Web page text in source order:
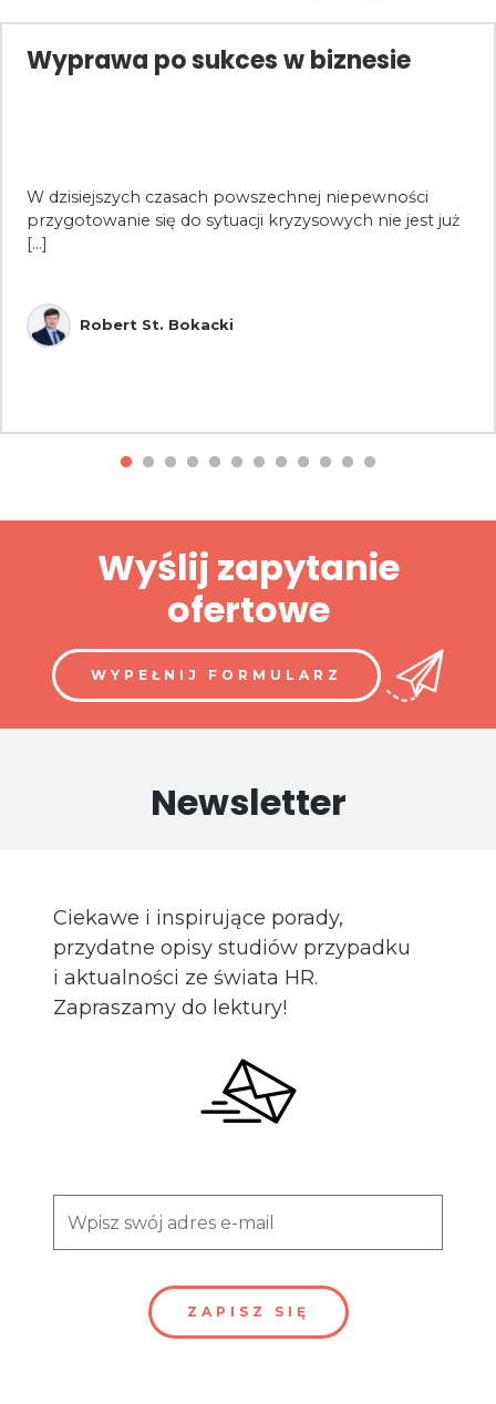
Wyprawa po sukces w biznesie
W dzisiejszych czasach powszechnej niepewności
przygotowanie się do sytuacji kryzysowych nie jest już
[...]
Robert St. Bokacki
Wyślij zapytanie
ofertowe
WYPEŁNIJ FORMULARZ
Newsletter
Ciekawe i inspirujące porady,
przydatne opisy studiów przypadku
i aktualności ze świata HR.
Zapraszamy do lektury!